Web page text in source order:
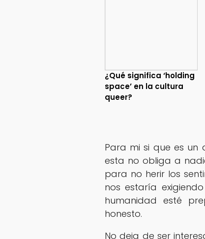
¿Qué significa ‘holding
space’ en la cultura
queer?
Para mi si que es
esta no obliga a
para no herir los
nos estaría
humanidad esté
honesto.
No deja de ser